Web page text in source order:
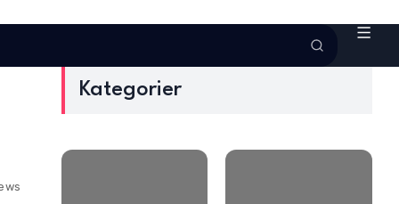
Kategorier